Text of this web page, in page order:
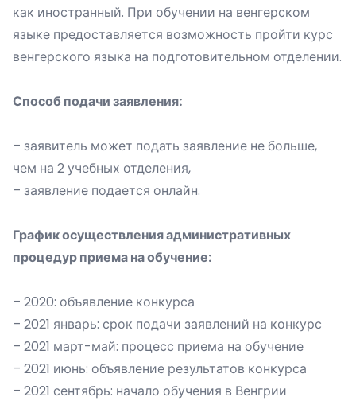
как иностранный. При обучении на венгерском
языке предоставляется возможность пройти курс
венгерского языка на подготовительном отделении.
Способ подачи заявления:
– заявитель может подать заявление не больше,
чем на 2 учебных отделения,
– заявление подается онлайн.
Графикосуществления административных
процедур приема на обучение:
– 2020: объявление конкурса
– 2021 январь: срок подачи заявлений на конкурс
– 2021 март-май: процесс приема на обучение
– 2021 июнь: объявление результатов конкурса
– 2021 сентябрь: начало обучения в Венгрии